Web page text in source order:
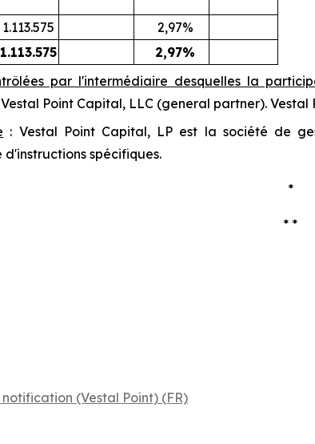
1.113.575
2,97%
1.113.575
2,97%
par l'intermédiaire desquelles la
Point Capital, LLC (general partner). Vestal
: Vestal Point Capital, LP est la société de
spécifiques.
*
* *
notification (Vestal Point) (FR)